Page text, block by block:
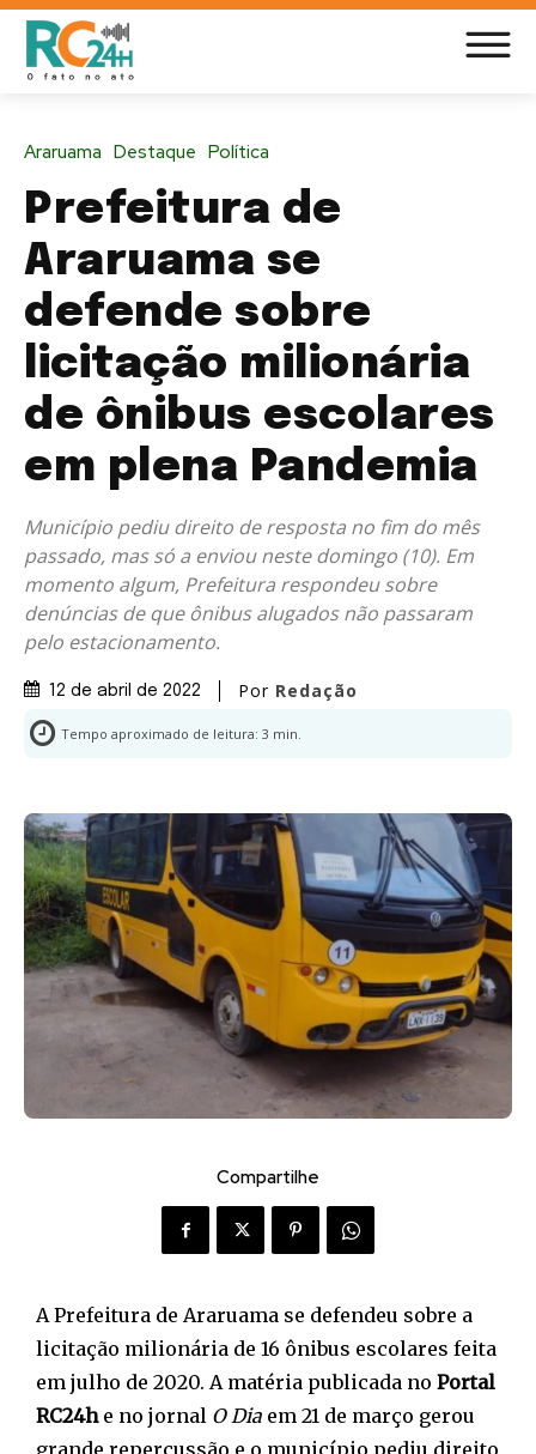
Araruama Destaque Política
Prefeitura de
Araruama se
defende sobre
licitação milionária
de ônibus escolares
em plena Pandemia
Município pediu direito de resposta no fim do mês
passado, mas só a enviou neste domingo (10). Em
momento algum, Prefeitura respondeu sobre
denúncias de que ônibus alugados não passaram
pelo estacionamento.
12 de abril de 2022 Por Redação
Tempo aproximado de leitura: 3 min.
Compartilhe
A Prefeitura de Araruama se defendeu sobre a
licitação milionária de 16 ônibus escolares feita
em julho de 2020. A matéria publicada no Portal
RC24he no jornal O Dia em 21 de março gerou